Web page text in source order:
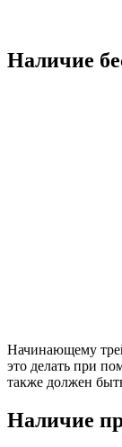
Наличие
Начинающему
это делать при
также должен
Наличие